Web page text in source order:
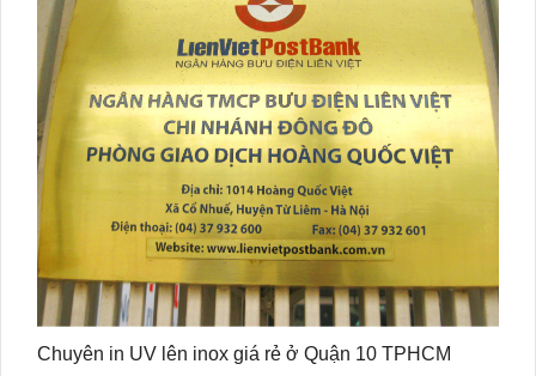
Chuyên in UV lên inox giá rẻ ở Quận 10 TPHCM